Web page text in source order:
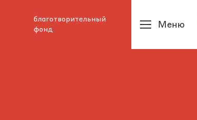
благотворительный
фонд
Меню